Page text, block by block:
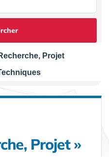
Projet
Projet »